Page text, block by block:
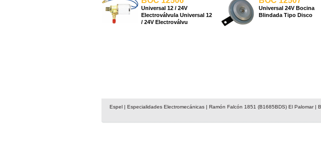
Universal 12 / 24V
Electroválvula Universal 12
/ 24V Electroválvu
Universal 24V Bocina
Blindada Tipo Disco
Espel | Especialidades Electromecánicas | Ramón Falcón 1851 (B1685BDS) El Palomar